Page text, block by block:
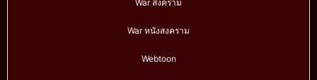
War สงคราม
War หนังสงคราม
Webtoon